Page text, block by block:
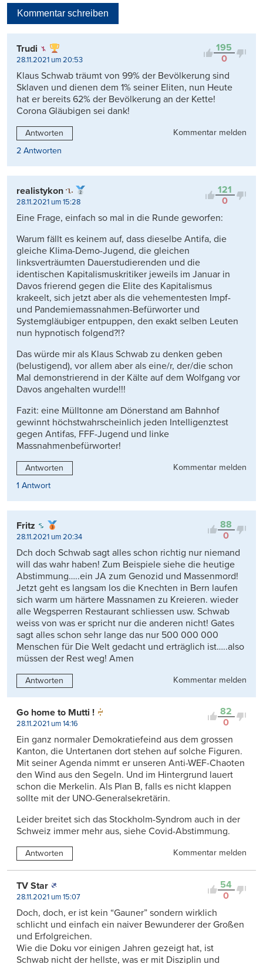
Kontrovers
Kommentar schreiben
195
0
Trudi
28.11.2021 um 20:53
Klaus Schwab träumt von 99% der Bevölkerung sind
Sklaven und dienen dem 1% seiner Eliten, nun Heute
hat er bereits 62% der Bevölkerung an der Kette!
Corona Gläubigen sei dank!
Antworten
Kommentar melden
2 Antworten
121
0
realistykon
28.11.2021 um 15:28
Eine Frage, einfach so mal in die Runde geworfen:
Warum fällt es keinem auf, dass dieselbe Antifa, die
gleiche Klima-Demo-Jugend, die gleichen
linksverträumten Dauerstudierenden und die
identischen Kapitalismuskritiker jeweils im Januar in
Davos frierend gegen die Elite des Kapitalismus
krakeelt, sich jetzt aber als die vehementesten Impf-
und Pandemiemassnahmen-Befürworter und
Systemgläubiger entpuppen, den exakt selben Leuten
nun hypnotisch folgend?!?
Das würde mir als Klaus Schwab zu denken geben
(belustigend), vor allem aber als eine/r, der/die schon
Mal demonstrierend in der Kälte auf dem Wolfgang vor
Davos angehalten wurde!!!
Fazit: eine Mülltonne am Dönerstand am Bahnhof
gewinnt höchstwahrscheinlich jeden Intelligenztest
gegen Antifas, FFF-Jugend und linke
Massnahmenbefürworter!
Antworten
Kommentar melden
1 Antwort
88
0
Fritz
28.11.2021 um 20:34
Dch doch Schwab sagt alles schon richtig nur niemand
will das wahr haben! Zum Beispiele siehe die heutige
Abstimmung…..ein JA zum Genozid und Massenmord!
Jetzt geht es langsam los die Knechten in Bern laufen
sich warm um härtere Massnamen zu Kreieren. wieder
alle Wegsperren Restaurant schliessen usw. Schwab
weiss von was er spricht nur die anderen nicht! Gates
sagt alles schon sehr lange das nur 500 000 000
Menschen für Die Welt gedacht und erträglich ist…..also
müssen der Rest weg! Amen
Antworten Kommentar melden
82
0
Go home to Mutti !
28.11.2021 um 14:16
Ein ganz normaler Demokratiefeind aus dem grossen
Kanton, die Untertanen dort stehen auf solche Figuren.
Mit seiner Agenda nimmt er unseren Anti-WEF-Chaoten
den Wind aus den Segeln. Und im Hintergrund lauert
schon die Merkelin. Als Plan B, falls es nicht klappen
sollte mit der UNO-Generalsekretärin.
Leider breitet sich das Stockholm-Syndrom auch in der
Schweiz immer mehr aus, siehe Covid-Abstimmung.
Antworten Kommentar melden
54
0
TV Star
28.11.2021 um 15:07
Doch, doch, er ist kein “Gauner” sondern wirklich
schlicht und einfach ein naiver Bewunderer der Großen
und Erfolgreichen.
Wie die Doku vor einigen Jahren gezeigt hat, ist
Schwab nicht der hellste, was er mit Disziplin und